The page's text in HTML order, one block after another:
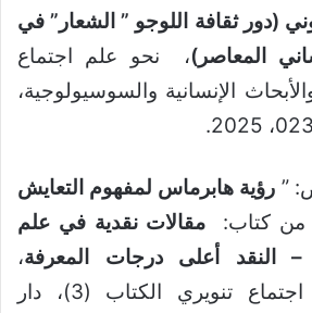
(دور ثقافة اللوجو ” الشعار” في
المعاصر)، نحو علم اجتماع
الإنسانية والسوسيولوجية،
” رؤية هابرماس لمفهوم التعايش
من كتاب: مقالات نقدية في علم
– النقد أعلى درجات المعرفة،
سلسلة نحو علم اجتماع تنويري الكتاب (3)، دار